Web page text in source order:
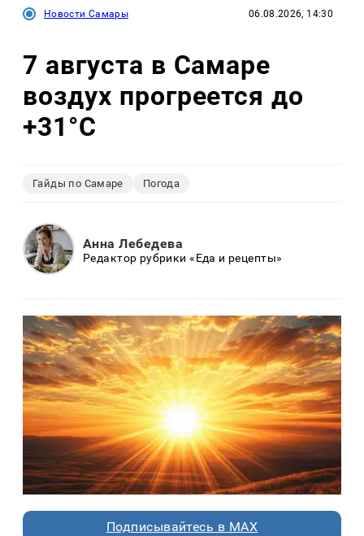
Новости Самары 06.08.2026, 14:30
7 августа в Самаре
воздух прогреется до
+31°C
Гайды по Самаре Погода
Анна Лебедева
Редактор рубрики «Еда и рецепты»
Подписывайтесь в MAX